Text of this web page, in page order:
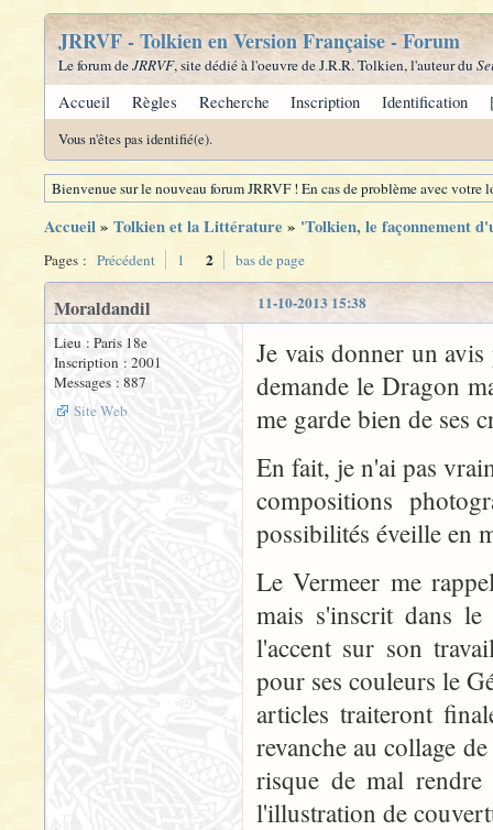
JRRVF - Tolkien en Version Française - Forum
Le forum deJRRVF, site dédié à l'oeuvre de J.R.R. Tolkien, l'auteur du
Accueil Règles Recherche Inscription Identification
Vous n'êtes pas identifié(e).
Bienvenue sur le nouveau forum JRRVF ! En cas de problème avec
Accueil» Tolkien et la Littérature » 'Tolkien, le façonnement
Pages : Précédent 1 2 bas de page
11-10-2013 15:38
Moraldandil
Lieu : Paris 18e
Inscription : 2001
Messages : 887
Site Web
Je vais donner un
demande le Dragon
me garde bien de ses
En fait, je n'ai pas
compositions
possibilités éveille en
Le Vermeer me
mais s'inscrit dans
l'accent sur son
pour ses couleurs le
articles traiteront
revanche au collage
risque de mal
l'illustration de